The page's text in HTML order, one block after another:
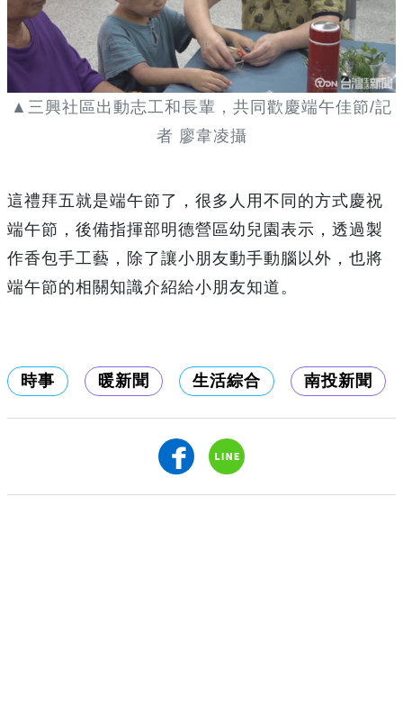
▲三興社區出動志工和長輩，共同歡慶端午佳節/記
者 廖韋凌攝
這禮拜五就是端午節了，很多人用不同的方式慶祝
端午節，後備指揮部明德營區幼兒園表示，透過製
作香包手工藝，除了讓小朋友動手動腦以外，也將
端午節的相關知識介紹給小朋友知道。
時事 暖新聞 生活綜合 南投新聞